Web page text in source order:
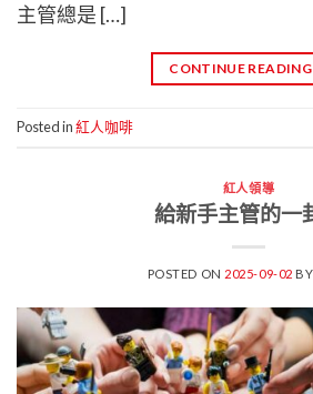
主管總是 […]
CONTINUE READING
Posted in紅人咖啡
紅人領導
給新手主管的一
POSTED ON 2025-09-02